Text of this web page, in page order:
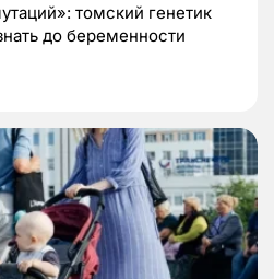
томский генетик
до беременности